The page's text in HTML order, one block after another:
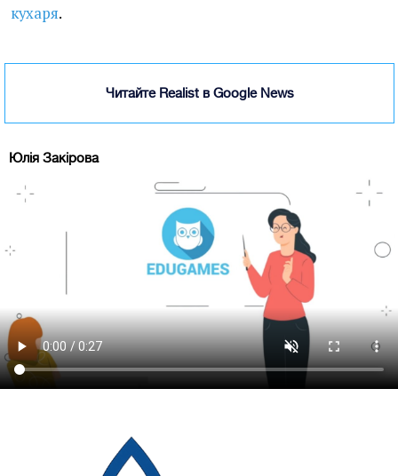
кухаря.
Читайте Realist в Google News
Юлія Закірова